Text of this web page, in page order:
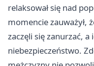
relaksował się nad
momencie zauważył,
zaczęli się zanurzać, a
niebezpieczeństwo.